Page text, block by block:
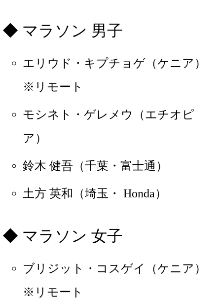
マラソン 男子
エリウド・キプチョゲ（ケニア）
※リモート
モシネト・ゲレメウ（エチオピ
ア）
鈴木 健吾（千葉・富士通）
土方 英和（埼玉・ Honda）
マラソン 女子
ブリジット・コスゲイ（ケニア）
※リモート